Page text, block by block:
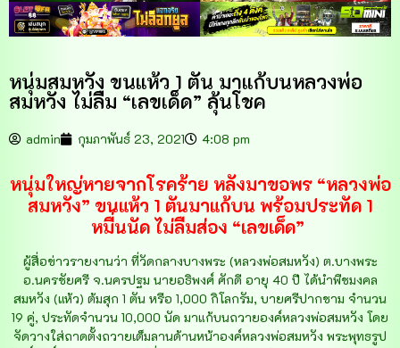
หนุ่มสมหวัง ขนแห้ว 1 ตัน มาแก้บนหลวงพ่อ
สมหวัง ไม่ลืม “เลขเด็ด” ลุ้นโชค
admin กุมภาพันธ์ 23, 2021 4:08 pm
หนุ่มใหญ่หายจากโรคร้าย หลังมาขอพร “หลวงพ่อ
สมหวัง” ขนแห้ว 1 ตันมาแก้บน พร้อมประทัด 1
หมื่นนัด ไม่ลืมส่อง “เลขเด็ด”
ผู้สื่อข่าวรายงานว่า ที่วัดกลางบางพระ (หลวงพ่อสมหวัง) ต.บางพระ
อ.นครชัยศรี จ.นครปฐม นายอธิพงศ์ ศักดี อายุ 40 ปี ได้นำพืชมงคล
สมหวัง (แห้ว) ต้มสุก 1 ตัน หรือ 1,000 กิโลกรัม, บายศรีปากชาม จำนวน
19 คู่, ประทัดจำนวน 10,000 นัด มาแก้บนถวายองค์หลวงพ่อสมหวัง โดย
จัดวางใส่ถาดตั้งถวายเต็มลานด้านหน้าองค์หลวงพ่อสมหวัง พระพุทธรูป